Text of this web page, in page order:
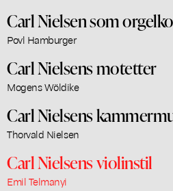
Carl Nielsen som
Povl Hamburger
Carl Nielsens motetter
Mogens Wöldike
Carl Nielsens
Thorvald Nielsen
Carl Nielsens violinstil
Emil Telmanyi